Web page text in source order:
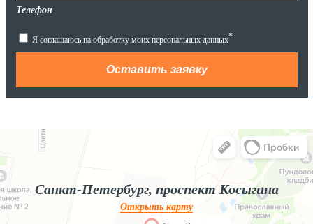
Телефон
Я соглашаюсь на обработку моих персональных данных*
Яндекс.Карты
Яндекс.Карты — поиск мест и адресов, городской транспорт
Санкт-Петербург, проспект Косыгина
Открыть карту